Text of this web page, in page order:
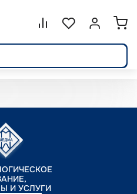
Сравнение.
СписокВойти или
И УСЛУГИ